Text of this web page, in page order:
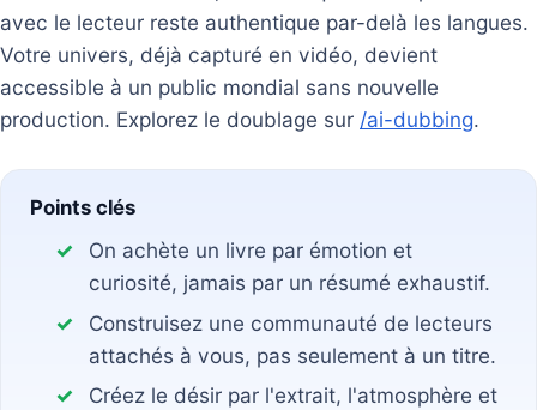
avec le lecteur reste authentique par-delà les langues.
Votre univers, déjà capturé en vidéo, devient
accessible à un public mondial sans nouvelle
production. Explorez le doublage sur /ai-dubbing.
Points clés
On achète un livre par émotion et
curiosité, jamais par un résumé exhaustif.
Construisez une communauté de lecteurs
attachés à vous, pas seulement à un titre.
Créez le désir par l'extrait, l'atmosphère et